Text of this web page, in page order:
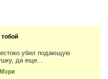
убил подающую
да еще...
Мэри